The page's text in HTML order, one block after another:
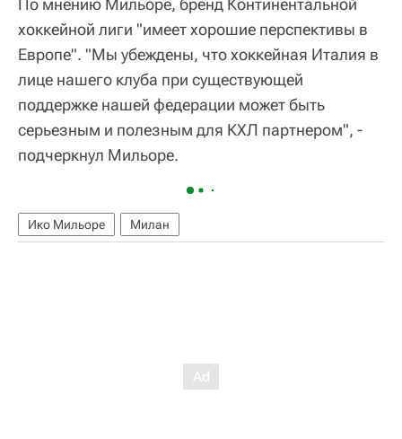
По мнению Мильоре, бренд Континентальной
хоккейной лиги "имеет хорошие перспективы в
Европе". "Мы убеждены, что хоккейная Италия в
лице нашего клуба при существующей
поддержке нашей федерации может быть
серьезным и полезным для КХЛ партнером", -
подчеркнул Мильоре.
Ико Мильоре Милан